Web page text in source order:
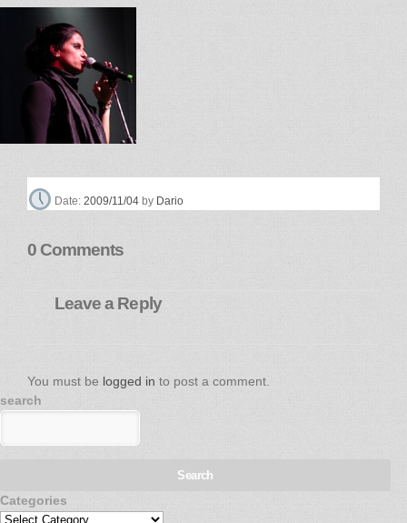
Date:2009/11/04 by Dario
0 Comments
Leave a Reply
You must be logged in to post a comment.
search
Categories